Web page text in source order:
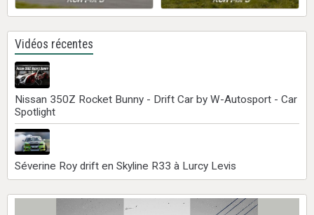
Vidéos récentes
Nissan 350Z Rocket Bunny - Drift Car by W-Autosport - Car
Spotlight
Séverine Roy drift en Skyline R33 à Lurcy Levis